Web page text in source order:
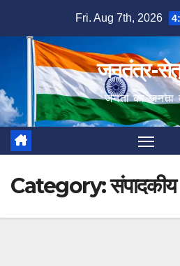
content
Fri. Aug 7th, 2026
जनतंत्र-
जनता का जनता
Category:संपादकीय